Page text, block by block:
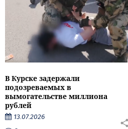
В Курске задержали
подозреваемых в
вымогательстве миллиона
рублей
13.07.2026